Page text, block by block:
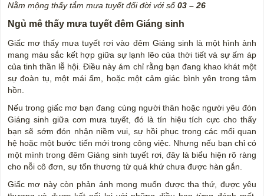
Nằm mộng thấy tắm mưa tuyết đổi đời với số03 – 26
Ngủ mê thấy mưa tuyết đêm Giáng sinh
Giấc mơ thấy mưa tuyết rơi vào đêm Giáng sinh là một hình ảnh
mang màu sắc kết hợp giữa sự lạnh lẽo của thời tiết và sự ấm áp
của tinh thần lễ hội. Điều này ám chỉ rằng bạn đang khao khát một
sự đoàn tụ, một mái ấm, hoặc một cảm giác bình yên trong tâm
hồn.
Nếu trong giấc mơ bạn đang cùng người thân hoặc người yêu đón
Giáng sinh giữa cơn mưa tuyết, đó là tín hiệu tích cực cho thấy
bạn sẽ sớm đón nhận niềm vui, sự hồi phục trong các mối quan
hệ hoặc một bước tiến mới trong công việc. Nhưng nếu bạn chỉ có
một mình trong đêm Giáng sinh tuyết rơi, đây là biểu hiện rõ ràng
cho nỗi cô đơn, sự tổn thương từ quá khứ chưa được hàn gắn.
Giấc mơ này còn phản ánh mong muốn được tha thứ, được yêu